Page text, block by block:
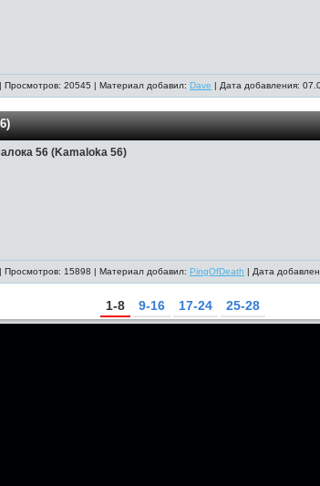
Просмотров: 20545 | Материал добавил: Dave | Дата добавления:
56 (Kamaloka 56)
Просмотров: 15898 | Материал добавил: PingOfDeath | Дата
1-8 9-16 17-24 25-28